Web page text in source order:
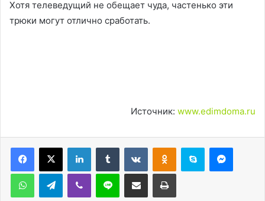
Хотя телеведущий не обещает чуда, частенько эти
трюки могут отлично сработать.
Источник: www.edimdoma.ru
LinkedInTumblr ВконтактеОдноклассники
Skype
WhatsAppTelegramViber Line Поделиться через электронную почту Печатать